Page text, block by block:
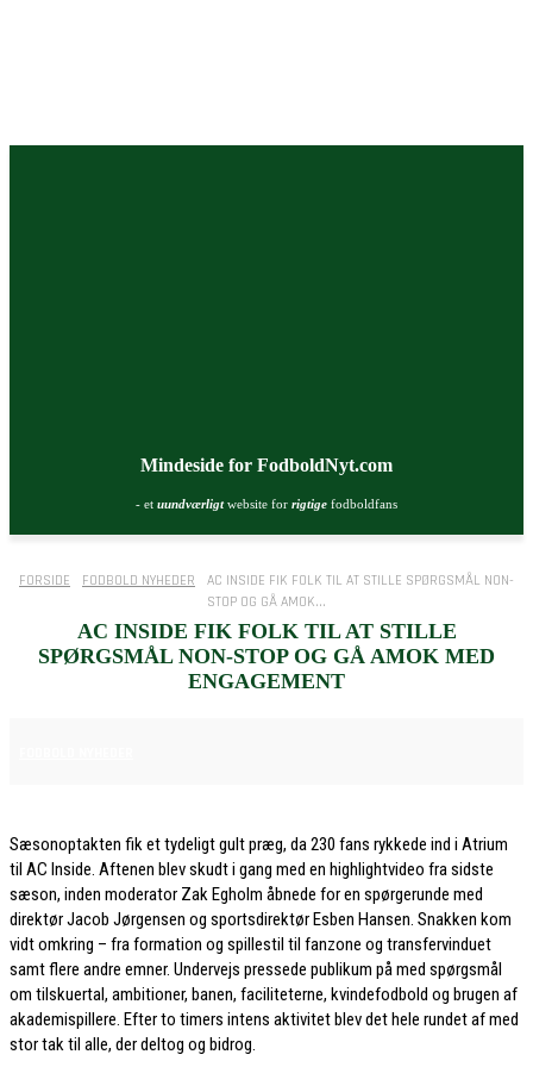
Mindeside for FodboldNyt.com
- et uundværligtwebsite for rigtige fodboldfans
FORSIDE FODBOLD NYHEDER
AC INSIDE FIK FOLK TIL AT STILLE SPØRGSMÅL NON-
STOP OG GÅ AMOK...
AC INSIDE FIK FOLK TIL AT STILLE
SPØRGSMÅL NON-STOP OG GÅ AMOK MED
ENGAGEMENT
Sæsonoptakten fik et tydeligt gult præg, da 230 fans rykkede ind i Atrium
til AC Inside. Aftenen blev skudt i gang med en highlightvideo fra sidste
sæson, inden moderator Zak Egholm åbnede for en spørgerunde med
direktør Jacob Jørgensen og sportsdirektør Esben Hansen. Snakken kom
vidt omkring – fra formation og spillestil til fanzone og transfervinduet
samt flere andre emner. Undervejs pressede publikum på med spørgsmål
om tilskuertal, ambitioner, banen, faciliteterne, kvindefodbold og brugen af
akademispillere. Efter to timers intens aktivitet blev det hele rundet af med
stor tak til alle, der deltog og bidrog.